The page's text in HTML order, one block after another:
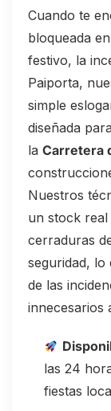
Cuando te
bloqueada
festivo, la
Paiporta,
simple
diseñada
la Carretera
Nuestros
un stock
cerraduras
seguridad, lo
de las
innecesarios
las 24
fiestas